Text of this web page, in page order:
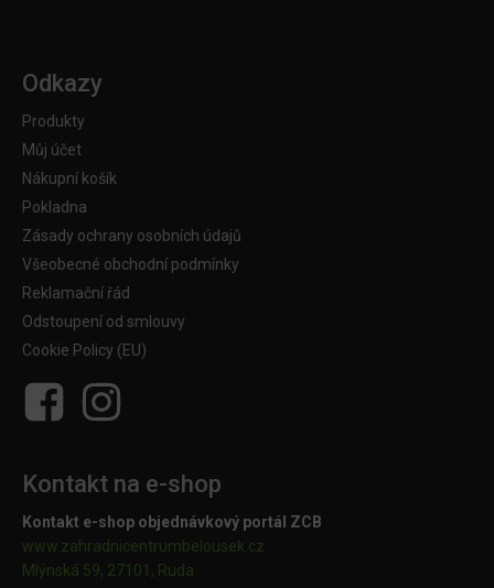
Odkazy
Produkty
Můj účet
Nákupní košík
Pokladna
Zásady ochrany osobních údajů
Všeobecné obchodní podmínky
Reklamační řád
Odstoupení od smlouvy
Cookie Policy (EU)
Kontakt na e-shop
Kontakt e-shop objednávkový portál ZCB
www.zahradnicentrumbelousek.cz
Mlýnská 59, 27101, Ruda